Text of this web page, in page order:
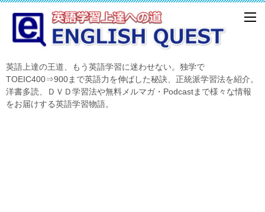
英語上達の王道、もう英語学習に迷わせない。独学で
TOEIC400⇒900まで英語力を伸ばした秘訣、正統派学習法を紹介。
洋書多読、ＤＶＤ学習法や無料メルマガ・Podcastまで様々な情報
をお届けする英語学習物語。